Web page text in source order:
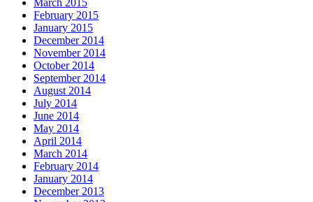
February 2015
January 2015
December 2014
November 2014
October 2014
September 2014
August 2014
July 2014
June 2014
May 2014
April 2014
March 2014
February 2014
January 2014
December 2013